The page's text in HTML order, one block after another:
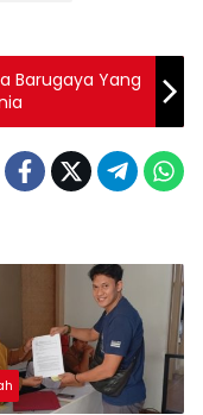
Barugaya Yang